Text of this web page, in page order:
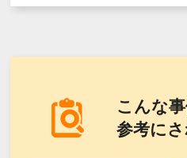
こんな
参考にさ